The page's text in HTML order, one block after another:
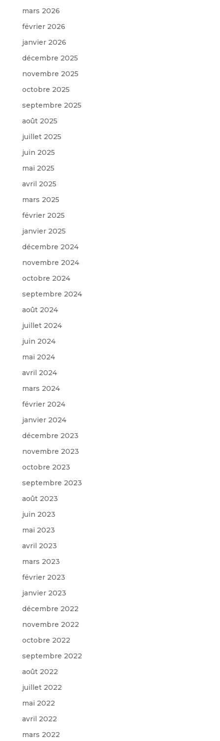
mars 2026
février 2026
janvier 2026
décembre 2025
novembre 2025
octobre 2025
septembre 2025
août 2025
juillet 2025
juin 2025
mai 2025
avril 2025
mars 2025
février 2025
janvier 2025
décembre 2024
novembre 2024
octobre 2024
septembre 2024
août 2024
juillet 2024
juin 2024
mai 2024
avril 2024
mars 2024
février 2024
janvier 2024
décembre 2023
novembre 2023
octobre 2023
septembre 2023
août 2023
juin 2023
mai 2023
avril 2023
mars 2023
février 2023
janvier 2023
décembre 2022
novembre 2022
octobre 2022
septembre 2022
août 2022
juillet 2022
mai 2022
avril 2022
mars 2022